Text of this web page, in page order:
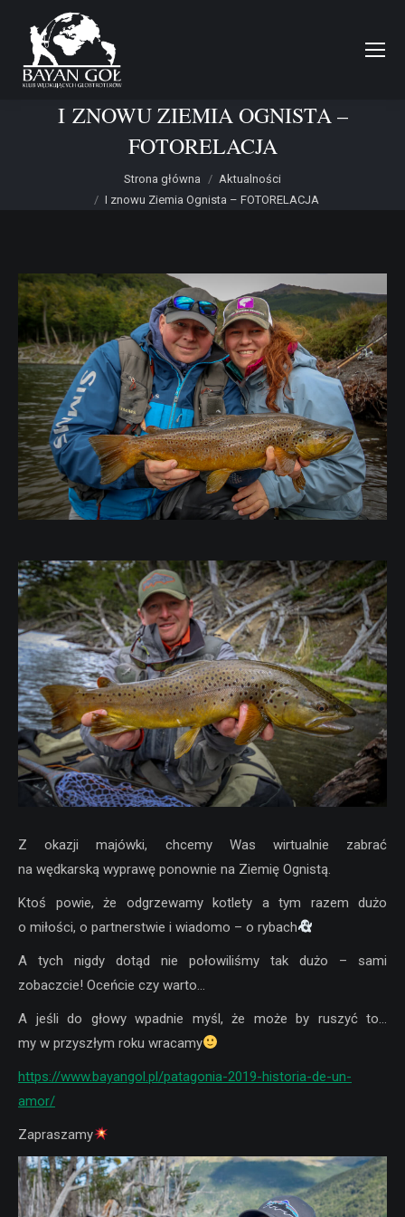
I ZNOWU ZIEMIA OGNISTA –
FOTORELACJA
Strona główna
Aktualności
I znowu Ziemia Ognista – FOTORELACJA
Z okazji majówki, chcemy Was wirtualnie zabrać
na wędkarską wyprawę ponownie na Ziemię Ognistą.
Ktoś powie, że odgrzewamy kotlety a tym razem dużo
o miłości, o partnerstwie i wiadomo – o rybach
A tych nigdy dotąd nie połowiliśmy tak dużo – sami
zobaczcie! Oceńcie czy warto…
A jeśli do głowy wpadnie myśl, że może by ruszyć to…
my w przyszłym roku wracamy
https://www.bayangol.pl/patagonia-2019-historia-de-un-
amor/
Zapraszamy